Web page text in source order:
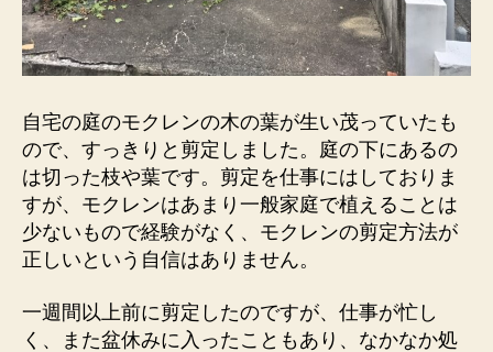
自宅の庭のモクレンの木の葉が生い茂っていたも
ので、すっきりと剪定しました。庭の下にあるの
は切った枝や葉です。剪定を仕事にはしておりま
すが、モクレンはあまり一般家庭で植えることは
少ないもので経験がなく、モクレンの剪定方法が
正しいという自信はありません。
一週間以上前に剪定したのですが、仕事が忙し
く、また盆休みに入ったこともあり、なかなか処